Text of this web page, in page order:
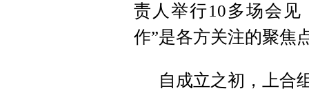
责人举行10多场会见
作”是各方关注的聚焦
自成立之初，上合